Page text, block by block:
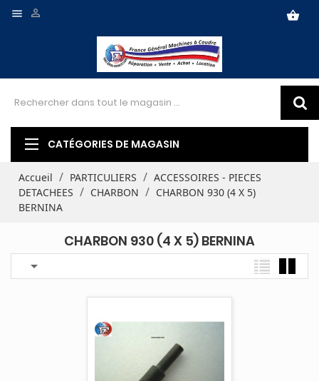
 shopping_basket

CATÉGORIES DE MAGASIN
Accueil PARTICULIERS
ACCESSOIRES - PIECES
DETACHEES
CHARBON
CHARBON 930 (4 X 5)
BERNINA
CHARBON 930 (4 X 5) BERNINA
